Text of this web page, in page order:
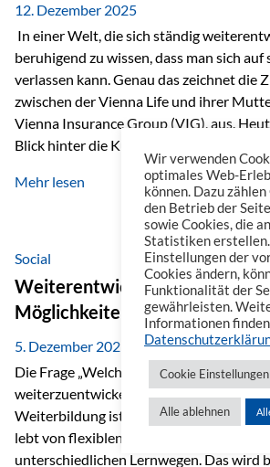
12. Dezember 2025
In einer Welt, die sich ständig
beruhigend zu wissen, dass man sich
verlassen kann. Genau das zeichnet die
zwischen der Vienna Life und ihrer
Vienna Insurance Group (VIG), aus.
Blick hinter die Kulissen auf eine
beeindruckender Geschichte,
einem stabilen Fundament. Ein starkes
Europa Die Vienna Insurance Group ist
Versicherungsgruppe in Zentral- und
50 Versicherungsgesellschaften in
verbindet sie regionale Stärke mit
Kompetenz.
Mehr lesen
Social
Weiterentwicklung im
Möglichkeiten es gibt
5. Dezember 2025
Die Frage „Welche Möglichkeiten gibt es,
weiterzuentwickeln?“ lässt sich heute
Weiterbildung ist längst kein starrer
lebt von flexiblen Formaten,
unterschiedlichen Lernwegen. Das wird
Wir verwenden
optimales Web-
können. Dazu
den Betrieb der
sowie Cookies, die
Statistiken
Einstellungen der
Cookies ändern,
Funktionalität der
gewährleisten.
Informationen
Cookie Einstellungen
Alle ablehnen